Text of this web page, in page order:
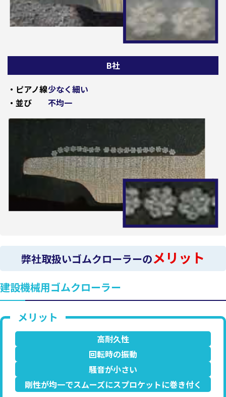
B社
・ピアノ線少なく細い
・並び
不均一
弊社取扱いゴムクローラーのメリット
建設機械用ゴムクローラー
高耐久性
回転時の振動
騒音が小さい
剛性が均一でスムーズにスプロケットに巻き付く